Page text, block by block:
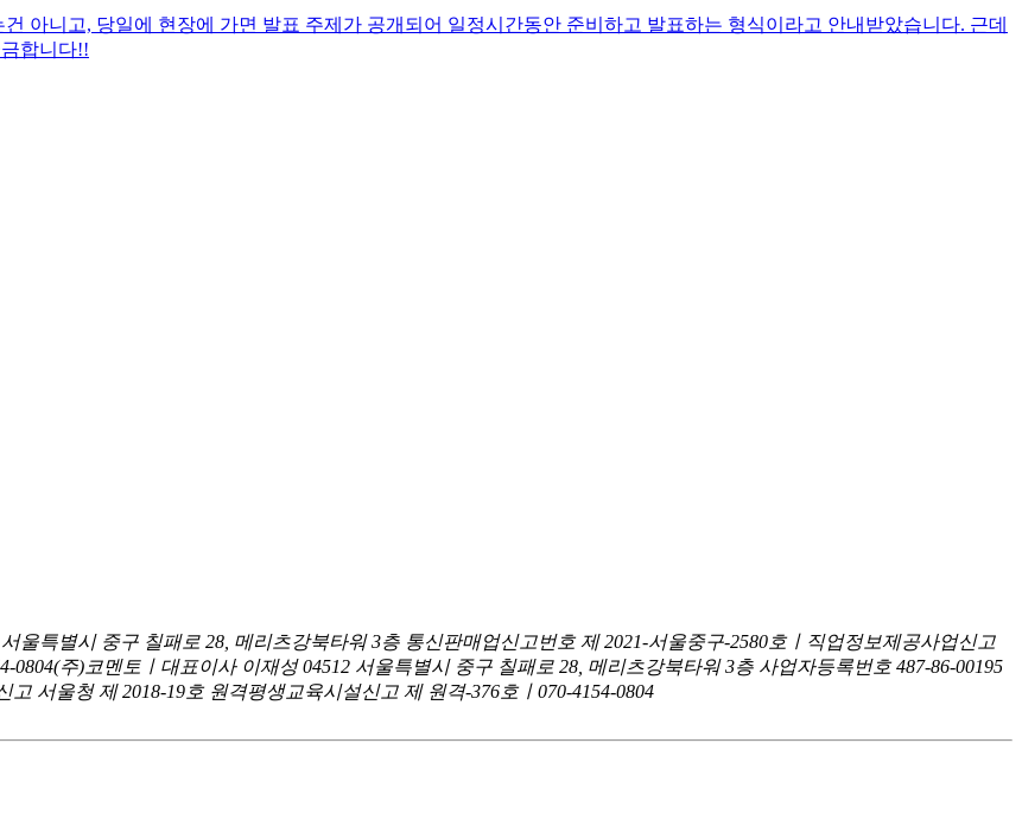
아니고, 당일에 현장에 가면 발표 주제가 공개되어 일정시간동안 준비하고 발표하는 형식이라고 안내받았습니다. 근데
합니다!!
서울특별시 중구 칠패로 28, 메리츠강북타워 3층 통신판매업신고번호 제 2021-서울중구-2580호ㅣ직업정보제공사업신고
0804(주)코멘토ㅣ대표이사 이재성 04512 서울특별시 중구 칠패로 28, 메리츠강북타워 3층 사업자등록번호 487-86-00195
고 서울청 제 2018-19호 원격평생교육시설신고 제 원격-376호ㅣ070-4154-0804